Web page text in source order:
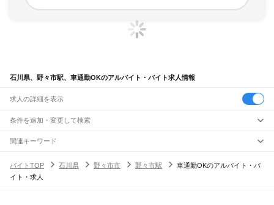
石川県、野々市駅、車通勤OKのアルバイト・バイト求人情報
求人の詳細を表示
条件を追加・変更して検索
市区町村を追加・変更
石川県すべて
金沢市
駅を追加・変更
職種を追加・変更
関連キーワード
バイトTOP
石川県 野々市市 野々市駅
車通勤OKのアルバイト・バ
イト・求人